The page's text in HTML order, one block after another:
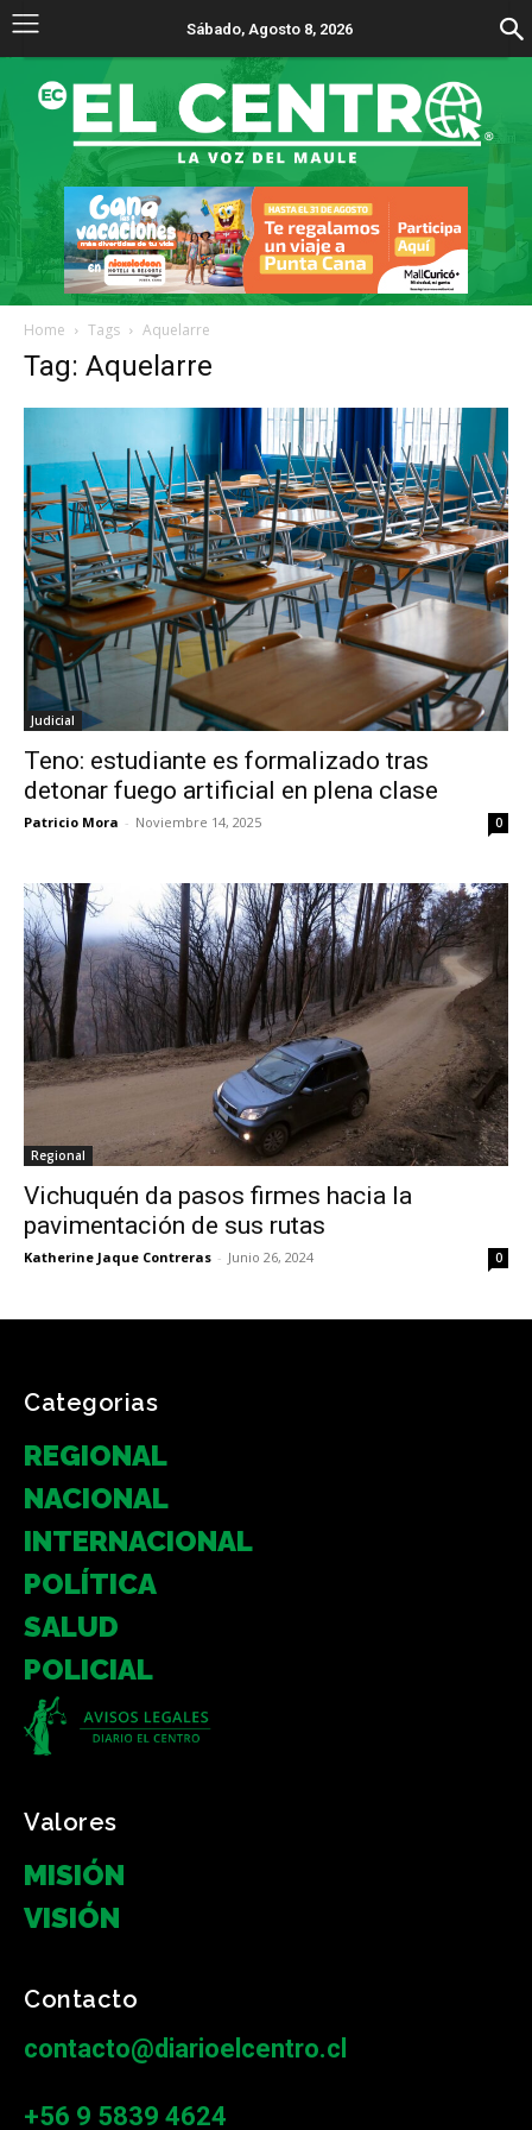
Sábado, Agosto 8, 2026
Home Tags Aquelarre
Tag: Aquelarre
Judicial
Teno: estudiante es formalizado tras
detonar fuego artificial en plena clase
Patricio Mora - Noviembre 14, 2025 0
Regional
Vichuquén da pasos firmes hacia la
pavimentación de sus rutas
Katherine Jaque Contreras - Junio 26, 2024 0
Categorias
REGIONAL
NACIONAL
INTERNACIONAL
POLÍTICA
SALUD
POLICIAL
Valores
MISIÓN
VISIÓN
Contacto
contacto@diarioelcentro.cl
+56 9 5839 4624